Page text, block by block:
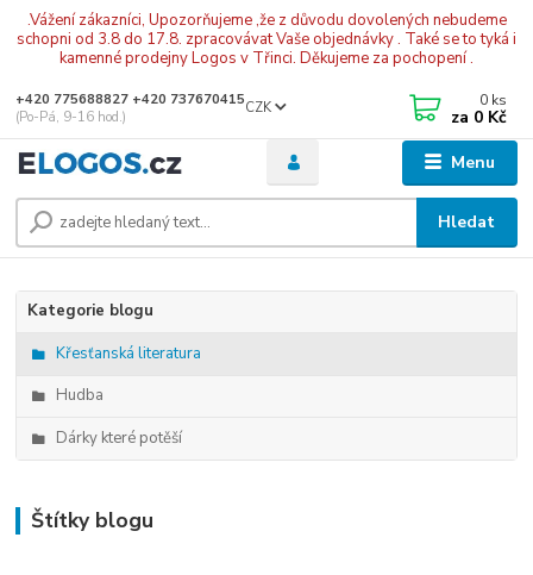
.Vážení zákazníci, Upozorňujeme ,že z důvodu dovolených nebudeme
schopni od 3.8 do 17.8. zpracovávat Vaše objednávky . Také se to tyká i
kamenné prodejny Logos v Třinci. Děkujeme za pochopení .
Menu
CZK
Hledat
+420 775688827 +420 737670415
(Po-Pá, 9-16 hod.)
0 ks
za 0 Kč
Kategorie blogu
Křesťanská literatura
Hudba
Dárky které potěší
Štítky blogu